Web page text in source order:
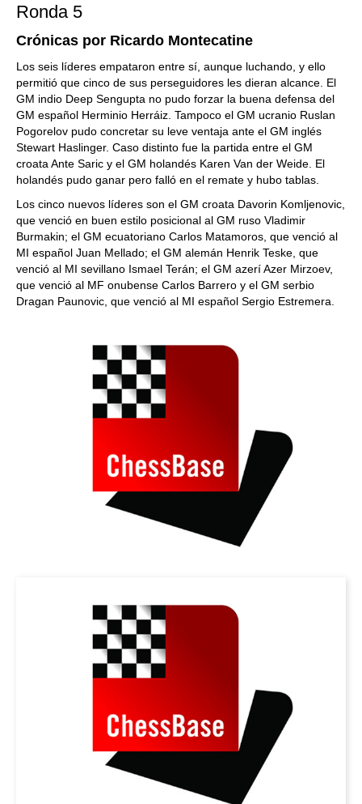
Ronda 5
Crónicas por Ricardo Montecatine
Los seis líderes empataron entre sí, aunque luchando, y ello
permitió que cinco de sus perseguidores les dieran alcance. El
GM indio Deep Sengupta no pudo forzar la buena defensa del
GM español Herminio Herráiz. Tampoco el GM ucranio Ruslan
Pogorelov pudo concretar su leve ventaja ante el GM inglés
Stewart Haslinger. Caso distinto fue la partida entre el GM
croata Ante Saric y el GM holandés Karen Van der Weide. El
holandés pudo ganar pero falló en el remate y hubo tablas.
Los cinco nuevos líderes son el GM croata Davorin Komljenovic,
que venció en buen estilo posicional al GM ruso Vladimir
Burmakin; el GM ecuatoriano Carlos Matamoros, que venció al
MI español Juan Mellado; el GM alemán Henrik Teske, que
venció al MI sevillano Ismael Terán; el GM azerí Azer Mirzoev,
que venció al MF onubense Carlos Barrero y el GM serbio
Dragan Paunovic, que venció al MI español Sergio Estremera.